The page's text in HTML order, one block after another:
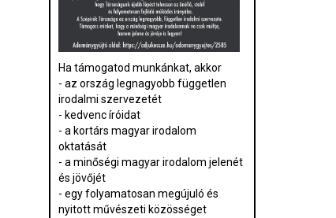
Ha támogatod munkánkat, akkor
- az ország legnagyobb független
irodalmi szervezetét
- kedvenc íróidat
- a kortárs magyar irodalom
oktatását
- a minőségi magyar irodalom jelenét
és jövőjét
- egy folyamatosan megújuló és
nyitott művészeti közösséget